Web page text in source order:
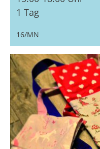
1 Tag
16/MN